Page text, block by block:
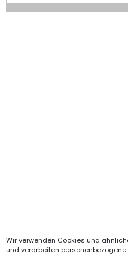
Wir verwenden Cookies und
und verarbeiten